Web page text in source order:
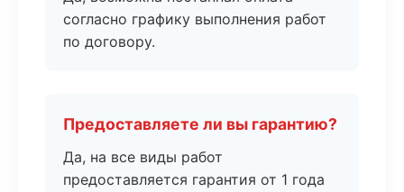
согласно графику выполнения работ
по договору.
Предоставляете ли вы гарантию?
Да, на все виды работ
предоставляется гарантия от 1 года